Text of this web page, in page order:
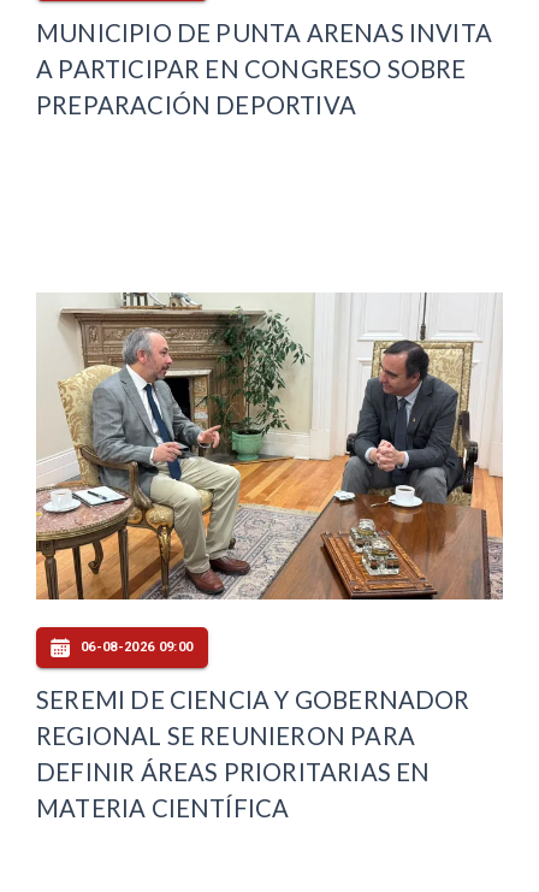
MUNICIPIO DE PUNTA ARENAS INVITA
A PARTICIPAR EN CONGRESO SOBRE
PREPARACIÓN DEPORTIVA
06-08-2026 09:00
SEREMI DE CIENCIA Y GOBERNADOR
REGIONAL SE REUNIERON PARA
DEFINIR ÁREAS PRIORITARIAS EN
MATERIA CIENTÍFICA